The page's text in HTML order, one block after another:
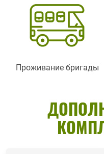
Проживание бригады